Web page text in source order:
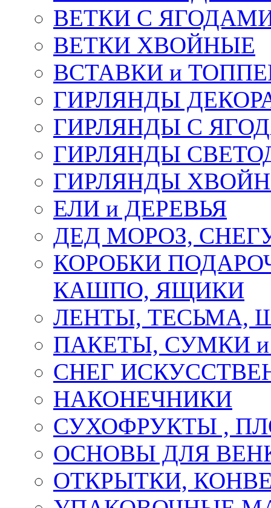
ВЕТКИ С
ВЕТКИ ХВОЙНЫЕ
ВСТАВКИ и
ГИРЛЯНДЫ
ГИРЛЯНДЫ С
ГИРЛЯНДЫ
ГИРЛЯНДЫ
ЕЛИ и ДЕРЕВЬЯ
ДЕД МОРОЗ,
КОРОБКИ
КАШПО, ЯЩИКИ
ЛЕНТЫ, ТЕСЬМА,
ПАКЕТЫ, СУМКИ
СНЕГ
НАКОНЕЧНИКИ
СУХОФРУКТЫ ,
ОСНОВЫ ДЛЯ
ОТКРЫТКИ,